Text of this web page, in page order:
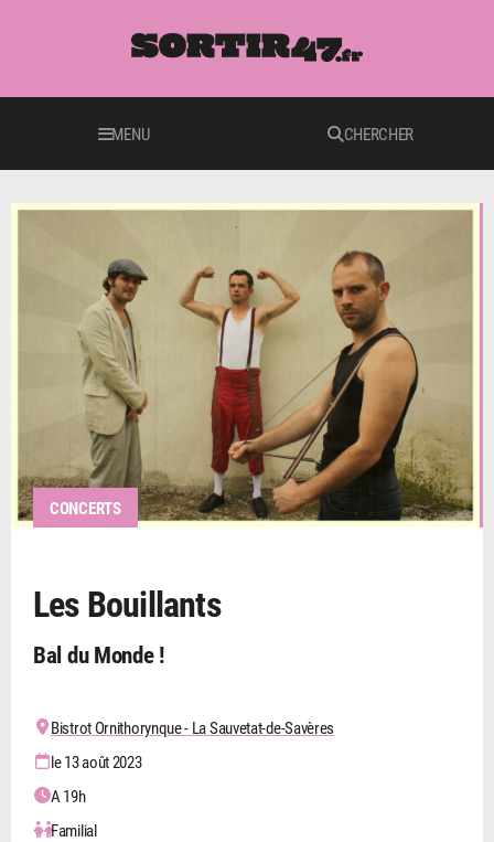
MENU CHERCHER
CONCERTS
Les Bouillants
Bal du Monde !
Bistrot Ornithorynque - La Sauvetat-de-Savères
le 13 août 2023
A 19h
Familial